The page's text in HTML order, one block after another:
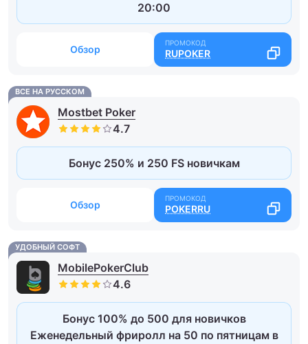
20:00
Обзор RUPOKER
ВСЕ НА РУССКОМ
Mostbet Poker
Бонус 250% и 250 FS новичкам
Обзор POKERRU
УДОБНЫЙ СОФТ
MobilePokerClub
Бонус 100% до 500 для новичков
Еженедельный фриролл на 50 по пятницам в